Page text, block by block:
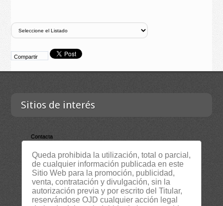
Compartir
Sitios de interés
Contacta
Lista Certificados
Servicios
Queda prohibida la utilización, total o parcial,
de cualquier información publicada en este
Sitio Web para la promoción, publicidad,
venta, contratación y divulgación, sin la
autorización previa y por escrito del Titular,
reservándose OJD cualquier acción legal